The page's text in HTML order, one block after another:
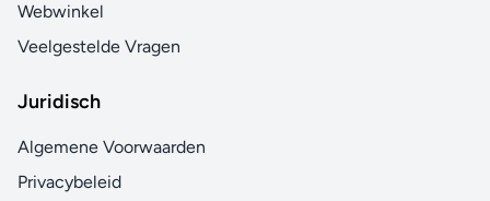
Webwinkel
Veelgestelde Vragen
Juridisch
Algemene Voorwaarden
Privacybeleid